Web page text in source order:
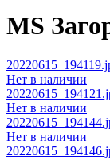
MS
Нет в наличии
Нет в наличии
Нет в наличии